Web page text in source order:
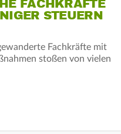
FACHKRÄFTE
STEUERN
Fachkräfte mit
stoßen von vielen